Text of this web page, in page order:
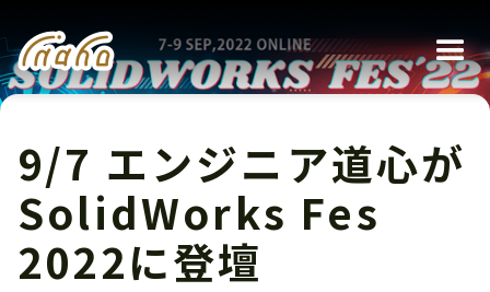
9/7 エンジニア道心が
SolidWorks Fes
2022に登壇